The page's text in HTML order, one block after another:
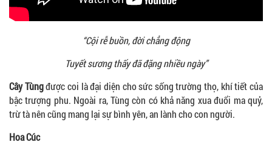
“Cội rễ buồn, đời chẳng động
Tuyết sương thấy đã đặng nhiều ngày”
Cây Tùngđược coi là đại diện cho sức sống trường thọ, khí tiết của
bậc trượng phu. Ngoài ra, Tùng còn có khả năng xua đuổi ma quỷ,
trừ tà nên cũng mang lại sự bình yên, an lành cho con người.
Hoa Cúc